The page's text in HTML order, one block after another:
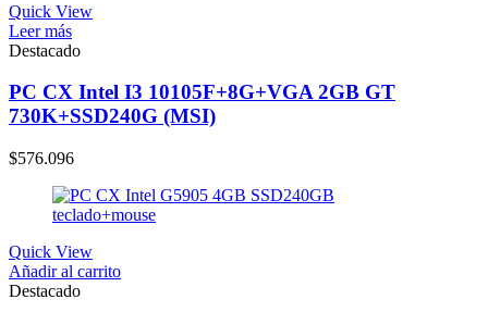
Quick View
Leer más
Destacado
PC CX Intel I3 10105F+8G+VGA 2GB GT
730K+SSD240G (MSI)
$576.096
Quick View
Añadir al carrito
Destacado